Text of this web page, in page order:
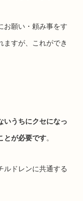
お願い・頼み事をす
ますが、これができ
いうちにクセになっ
とが必要です。
ルドレンに共通する